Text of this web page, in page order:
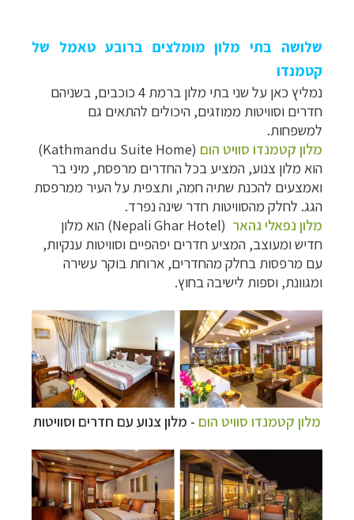
שלושה בתי מלון מומלצים ברובע טאמל של
קטמנדו
נמליץ כאן על שני בתי מלון ברמת 4 כוכבים, בשניהם
חדרים וסוויטות ממוזגים, היכולים להתאים גם
למשפחות.
מלון קטמנדו סוויט הום
(Kathmandu Suite Home)
הוא מלון צנוע, המציע בכל החדרים מרפסת, מיני בר
ואמצעים להכנת שתיה חמה, ותצפית על העיר ממרפסת
הגג. לחלק מהסוויטות חדר שינה נפרד.
מלון נפאלי גהאר
(Nepali Ghar Hotel) הוא מלון
חדיש ומעוצב, המציע חדרים יפהפיים וסוויטות ענקיות,
עם מרפסות בחלק מהחדרים, ארוחת בוקר עשירה
ומגוונת, וספות לישיבה בחוץ.
מלון קטמנדו סוויט הום - מלון צנוע עם חדרים וסוויטות